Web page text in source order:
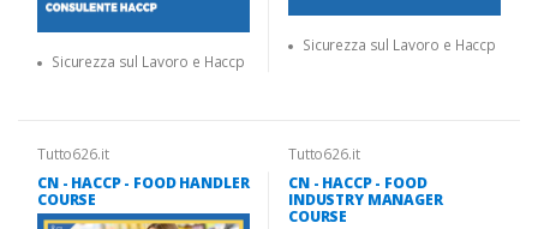
Sicurezza sul Lavoro e Haccp
Sicurezza sul Lavoro e Haccp
Tutto626.it
CN - HACCP - FOOD HANDLER
COURSE
Tutto626.it
CN - HACCP - FOOD
INDUSTRY MANAGER
COURSE